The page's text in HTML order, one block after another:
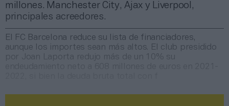
millones. Manchester City, Ajax y Liverpool,
principales acreedores.
El FC Barcelona reduce su lista de financiadores,
aunque los importes sean más altos. El club presidido
por Joan Laporta redujo más de un 10% su